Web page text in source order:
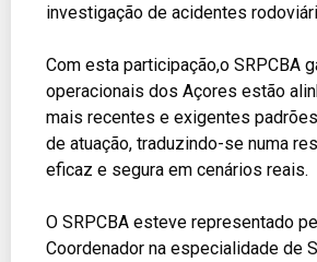
investigação de acidentes
Com esta participação,o SRPCBA
operacionais dos Açores estão
mais recentes e exigentes
de atuação, traduzindo-se numa
eficaz e segura em cenários reais.
O SRPCBA esteve representado
Coordenador na especialidade de